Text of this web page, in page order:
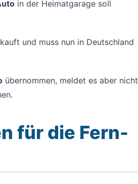
in der Heimatgarage soll
und muss nun in Deutschland
übernommen, meldet es aber nicht
für die Fern-